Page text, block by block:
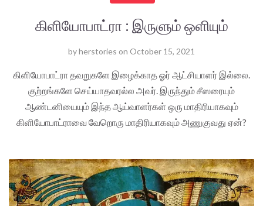
கிளியோபாட்ரா : இருளும் ஒளியும்
byherstories on October 15, 2021
கிளியோபாட்ரா தவறுகளே இழைக்காத ஓர் ஆட்சியாளர் இல்லை.
குற்றங்களே செய்யாதவரல்ல அவர். இருந்தும் சீஸரையும்
ஆண்டனியையும் இந்த ஆய்வாளர்கள் ஒரு மாதிரியாகவும்
கிளியோபாட்ராவை வேறொரு மாதிரியாகவும் அணுகுவது ஏன்?